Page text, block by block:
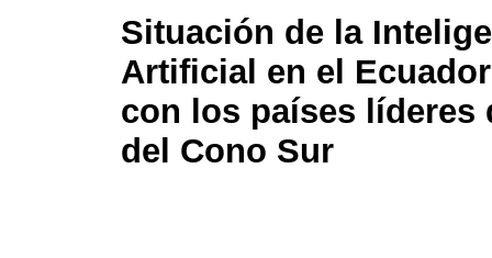
Situación de la
Artificial en el
con los países líderes
del Cono Sur